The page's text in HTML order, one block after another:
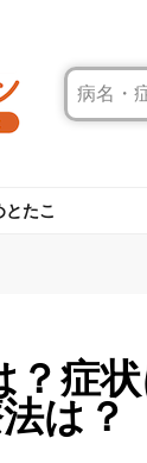
とたこ
？症
は？